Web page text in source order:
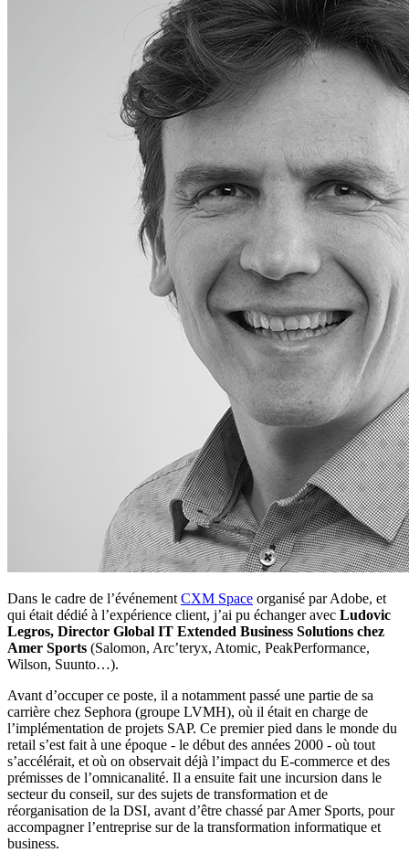
Dans le cadre de l’événementCXM Space organisé par Adobe, et
qui était dédié à l’expérience client, j’ai pu échanger avec Ludovic
Legros, Director Global IT Extended Business Solutions chez
Amer Sports (Salomon, Arc’teryx, Atomic, PeakPerformance,
Wilson, Suunto…).
Avant d’occuper ce poste, il a notamment passé une partie de sa
carrière chez Sephora (groupe LVMH), où il était en charge de
l’implémentation de projets SAP. Ce premier pied dans le monde du
retail s’est fait à une époque - le début des années 2000 - où tout
s’accélérait, et où on observait déjà l’impact du E-commerce et des
prémisses de l’omnicanalité. Il a ensuite fait une incursion dans le
secteur du conseil, sur des sujets de transformation et de
réorganisation de la DSI, avant d’être chassé par Amer Sports, pour
accompagner l’entreprise sur de la transformation informatique et
business.